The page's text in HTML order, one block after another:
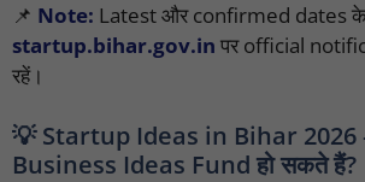
📌 Note: Latest और confirmed dates के
startup.bihar.gov.in पर official
रहें।
💡 Startup Ideas in Bihar 2026
Business Ideas Fund हो सकते हैं?